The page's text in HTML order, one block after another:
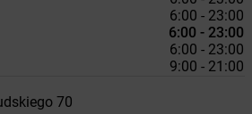
6:00 - 23:00
6:00 - 23:00
6:00 - 23:00
9:00 - 21:00
70